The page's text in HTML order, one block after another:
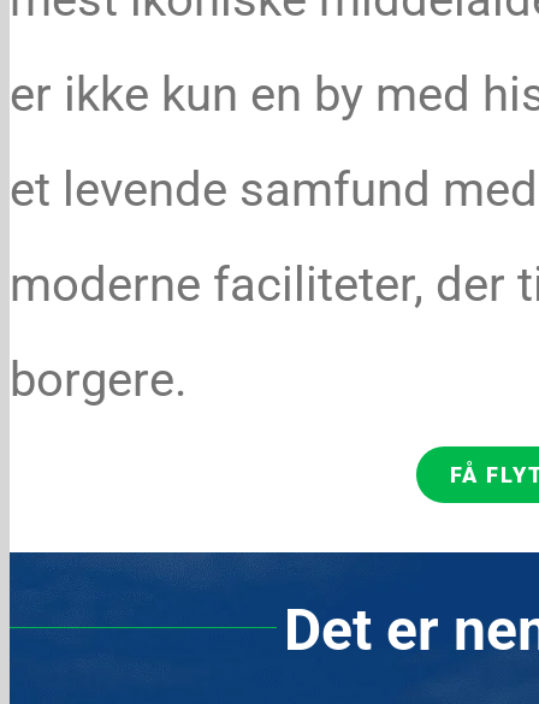
er ikke kun en by med
et levende samfund
moderne faciliteter, der
borgere.
FÅ
Det er